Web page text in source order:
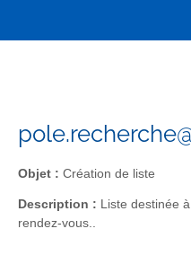
Objet : Création de liste
Description : Liste destinée
rendez-vous..